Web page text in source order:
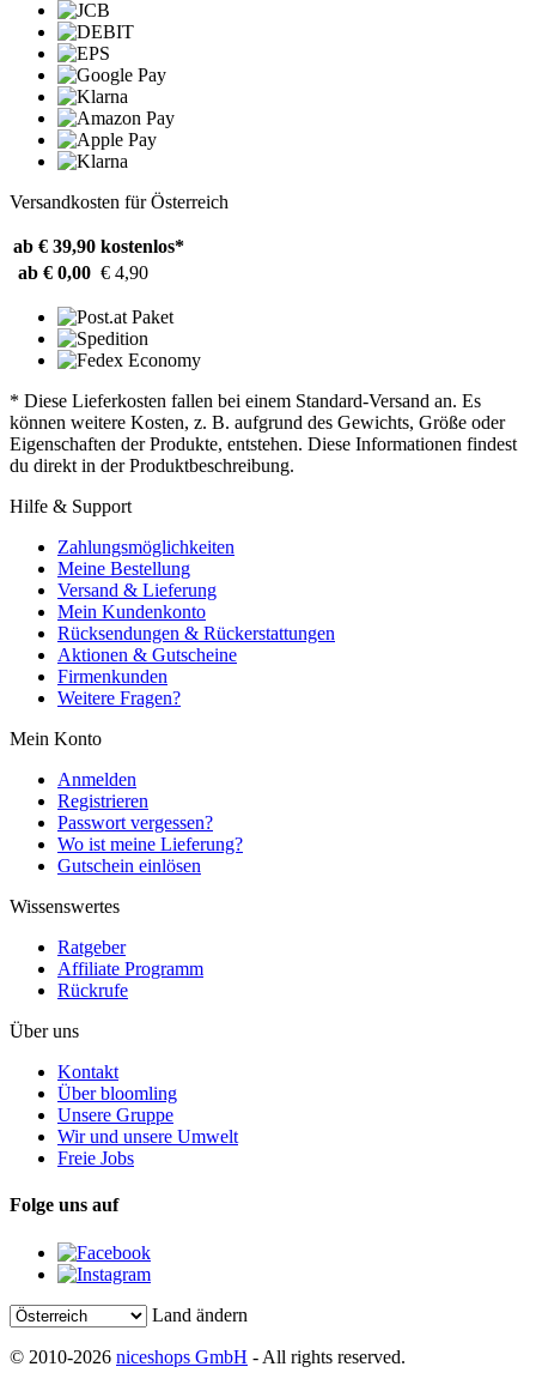
Versandkosten für Österreich
ab € 39,90 kostenlos*
ab € 0,00 € 4,90
* Diese Lieferkosten fallen bei einem Standard-Versand an. Es
können weitere Kosten, z. B. aufgrund des Gewichts, Größe oder
Eigenschaften der Produkte, entstehen. Diese Informationen findest
du direkt in der Produktbeschreibung.
Hilfe & Support
Zahlungsmöglichkeiten
Meine Bestellung
Versand & Lieferung
Mein Kundenkonto
Rücksendungen & Rückerstattungen
Aktionen & Gutscheine
Firmenkunden
Weitere Fragen?
Mein Konto
Anmelden
Registrieren
Passwort vergessen?
Wo ist meine Lieferung?
Gutschein einlösen
Wissenswertes
Ratgeber
Affiliate Programm
Rückrufe
Über uns
Kontakt
Über bloomling
Unsere Gruppe
Wir und unsere Umwelt
Freie Jobs
Folge uns auf
Land ändern
© 2010-2026 niceshops GmbH - All rights reserved.